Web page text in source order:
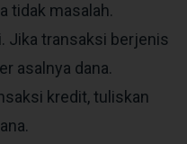
tidak masalah.
Jika transaksi berjenis
asalnya dana.
kredit, tuliskan